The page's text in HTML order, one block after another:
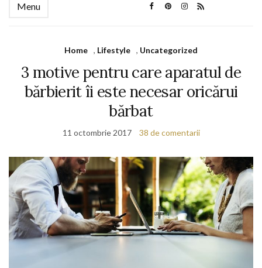
Menu
Home , Lifestyle , Uncategorized
3 motive pentru care aparatul de
bărbierit îi este necesar oricărui
bărbat
11 octombrie 2017 38 de comentarii